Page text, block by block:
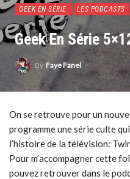
GEEK EN SÉRIE LES PODCASTS
Geek En Série
By Faye Fanel
On se retrouve pour un
programme une série culte
l’histoire de la télévision:
Pour m’accompagner cette
pouvez retrouver dans le